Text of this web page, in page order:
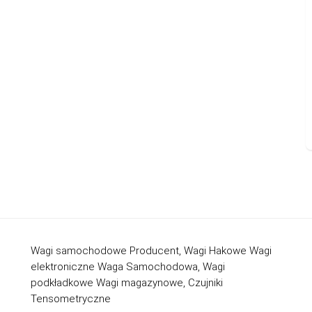
Wagi samochodowe Producent, Wagi Hakowe Wagi
elektroniczne Waga Samochodowa, Wagi
podkładkowe Wagi magazynowe, Czujniki
Tensometryczne